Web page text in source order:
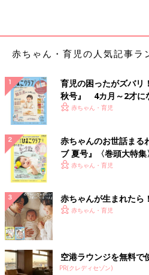
た」
「ヤン車に乗っていたことかな。
人の爽やかな男性とデートすること
『車で迎えに行くよ』と、言うの
ってかっこいい！』と、ウキウキし
ていたら。
パァーンという甲高いクラクション
トには白いファーが敷き詰められ、
ハンドルを握り、浜崎あゆみの音楽
いました」
「若い頃、ドライブデートに誘われ
で』と、言われてすーっと引いた記
「ときめく人ができてデートで食事
赤ちゃん・育児の人気記事ラ
育児の困ったがズバリ
秋号』 4カ月～2才に
いっぱい！
赤ちゃん・育児
赤ちゃんのお世話まる
ブ 夏号』〈巻頭大特
く！ おっぱい・ミルク
赤ちゃん・育児
赤ちゃんが生まれたら
赤ちゃん・育児
空港ラウンジを無料で
PR(クレディセゾン)